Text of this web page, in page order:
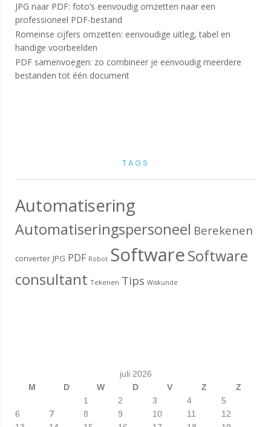
JPG naar PDF: foto’s eenvoudig omzetten naar een
professioneel PDF-bestand
Romeinse cijfers omzetten: eenvoudige uitleg, tabel en
handige voorbeelden
PDF samenvoegen: zo combineer je eenvoudig meerdere
bestanden tot één document
TAGS
Automatisering
Automatiseringspersoneel Berekenen
converter JPG PDF Robot SoftwareSoftware
consultant Tekenen Tips Wiskunde
juli 2026
M
D W D V Z
Z
1
2 3 4
5
6
7 8 9 10 11
12